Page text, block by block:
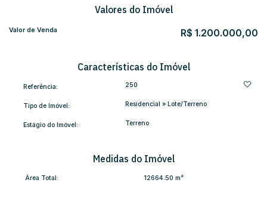
Valores do Imóvel
R$ 1.200.000,00
Valor de Venda
Características do Imóvel
Referência: 250
Tipo de Imóvel: Residencial » Lote/Terreno
Estágio do Imóvel: Terreno
Medidas do Imóvel
Área Total: 12664.50 m²